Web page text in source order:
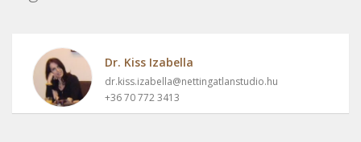
Dr. Kiss Izabella
dr.kiss.izabella@nettingatlanstudio.hu
+36 70 772 3413